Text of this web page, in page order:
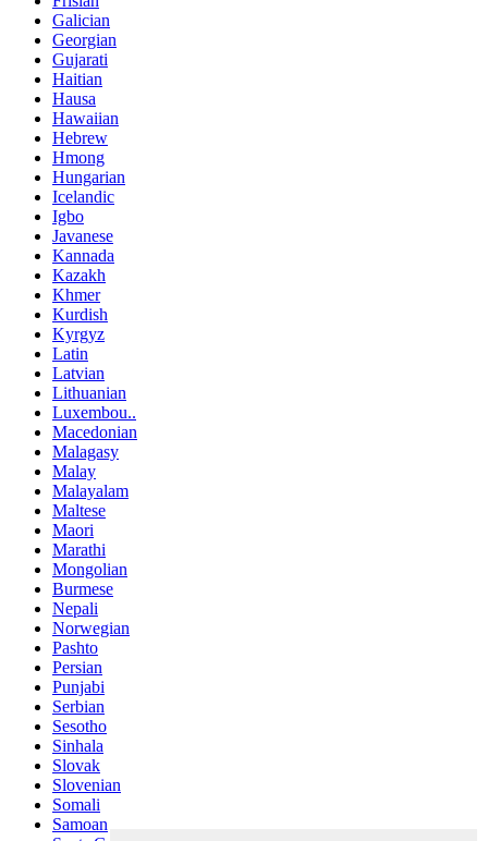
Galician
Georgian
Gujarati
Haitian
Hausa
Hawaiian
Hebrew
Hmong
Hungarian
Icelandic
Igbo
Javanese
Kannada
Kazakh
Khmer
Kurdish
Kyrgyz
Latin
Latvian
Lithuanian
Luxembou..
Macedonian
Malagasy
Malay
Malayalam
Maltese
Maori
Marathi
Mongolian
Burmese
Nepali
Norwegian
Pashto
Persian
Punjabi
Serbian
Sesotho
Sinhala
Slovak
Slovenian
Somali
Samoan